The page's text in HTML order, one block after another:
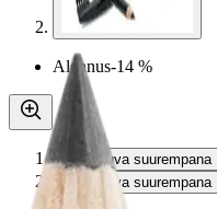
Alennus-14 %
Avaa kuva suurempana
Avaa kuva suurempana